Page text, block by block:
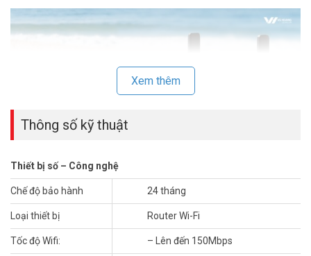
Thông số kỹ thuật Router Wi-Fi 4G LTE Di
Động Tốc Độ 300 Mbps Mercusys
MB113-4G
– Chuẩn Wi-Fi: IEEE 802.11b/g/n
Xem thêm
Thông số kỹ thuật
Thiết bị số – Công nghệ
Chế độ bảo hành 24 tháng
Loại thiết bị Router Wi-Fi
Tốc độ Wifi: – Lên đến 150Mbps